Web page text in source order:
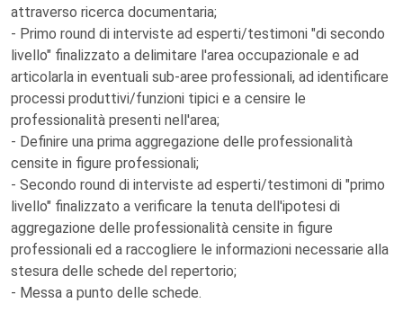
attraverso ricerca documentaria;
- Primo round di interviste ad esperti/testimoni "di secondo
livello" finalizzato a delimitare l'area occupazionale e ad
articolarla in eventuali sub-aree professionali, ad identificare
processi produttivi/funzioni tipici e a censire le
professionalità presenti nell'area;
- Definire una prima aggregazione delle professionalità
censite in figure professionali;
- Secondo round di interviste ad esperti/testimoni di "primo
livello" finalizzato a verificare la tenuta dell'ipotesi di
aggregazione delle professionalità censite in figure
professionali ed a raccogliere le informazioni necessarie alla
stesura delle schede del repertorio;
- Messa a punto delle schede.